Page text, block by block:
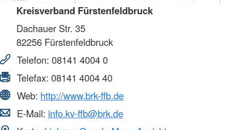
Kreisverband Fürstenfeldbruck
Dachauer Str. 35
82256 Fürstenfeldbruck
Telefon: 08141 4004 0
Telefax: 08141 4004 40
Web: http://www.brk-ffb.de
E-Mail: info.kv-ffb@brk.de